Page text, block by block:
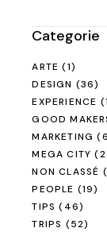
Categorie
ARTE (1)
DESIGN (36)
EXPERIENCE
GOOD
MARKETING
MEGA CITY
NON CLASSÉ
PEOPLE (19)
TIPS (46)
TRIPS (52)